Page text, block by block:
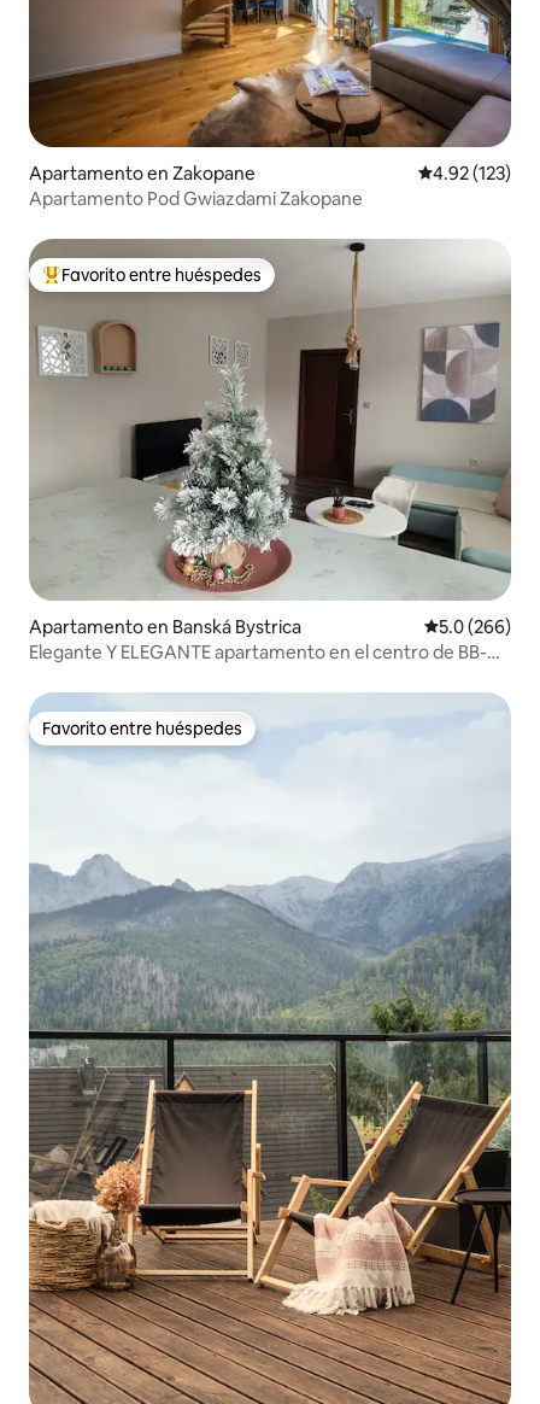
Apartamento en Zakopane Calificación
4.92 (123)
Apartamento Pod Gwiazdami Zakopane
Favorito entre huéspedes preferido
Favorito entre huéspedes
Apartamento en Banská Bystrica Calificación
5.0 (266)
Elegante Y ELEGANTE apartamento en el centro de BB-
Favorito entre huéspedes
Favorito entre huéspedes